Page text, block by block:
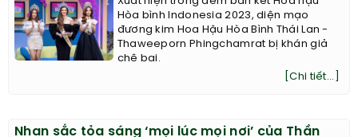
Hòa bình Indonesia 2023, diện mạo
đương kim Hoa Hậu Hòa Bình Thái Lan -
Thaweeporn Phingchamrat bị khán giả
chê bai.
[Chi tiết...]
Nhan sắc tỏa sáng ‘mọi lúc mọi nơi’ của Thần